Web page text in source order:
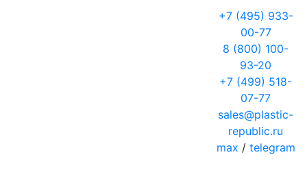
+7 (495) 933-
00-77
8 (800) 100-
93-20
+7 (499) 518-
07-77
sales@plastic-
republic.ru
max / telegram